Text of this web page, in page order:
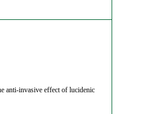
anti-invasive effect of lucidenic